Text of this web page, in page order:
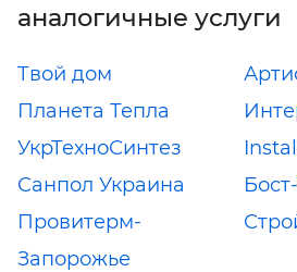
аналогичные услуги
Твой дом
Планета Тепла
УкрТехноСинтез
Санпол Украина
Провитерм-
Запорожье